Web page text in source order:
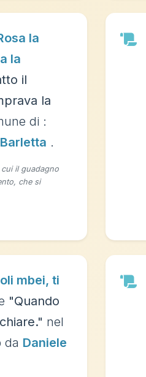
la
la
il
la
di :
.
il guadagno
che si
mbei, ti
"Quando
nel
da Daniele